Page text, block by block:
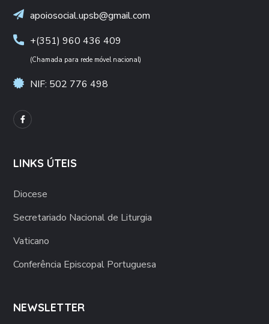
apoiosocial.upsb@gmail.com
+(351) 960 436 409
(Chamada para rede móvel nacional)
NIF: 502 776 498
LINKS ÚTEIS
Diocese
Secretariado Nacional de Liturgia
Vaticano
Conferência Episcopal Portuguesa
NEWSLETTER